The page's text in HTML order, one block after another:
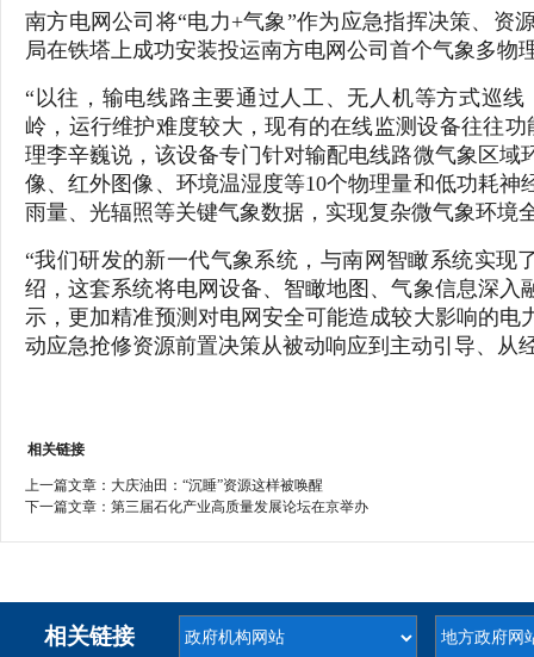
南方电网公司将“电力+气象”作为应急指挥决策、资
局在铁塔上成功安装投运南方电网公司首个气象多物
“以往，输电线路主要通过人工、无人机等方式巡
岭，运行维护难度较大，现有的在线监测设备往往
理李辛巍说，该设备专门针对输配电线路微气象区
像、红外图像、环境温湿度等10个物理量和低功耗
雨量、光辐照等关键气象数据，实现复杂微气象环境
“我们研发的新一代气象系统，与南网智瞰系统实现
绍，这套系统将电网设备、智瞰地图、气象信息深
示，更加精准预测对电网安全可能造成较大影响的
动应急抢修资源前置决策从被动响应到主动引导、从
相关链接
上一篇文章： 大庆油田：“沉睡”资源这样被唤醒
下一篇文章： 第三届石化产业高质量发展论坛在京举办
相关链接